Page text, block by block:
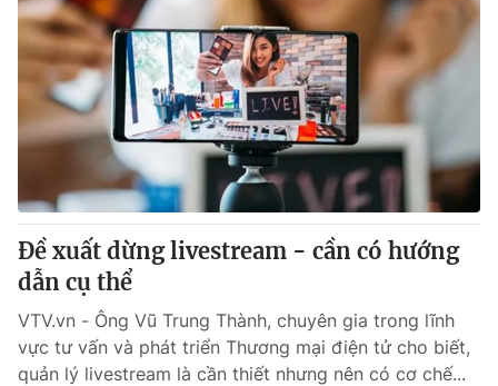
Đề xuất dừng livestream - cần có hướng
dẫn cụ thể
VTV.vn - Ông Vũ Trung Thành, chuyên gia trong lĩnh
vực tư vấn và phát triển Thương mại điện tử cho biết,
quản lý livestream là cần thiết nhưng nên có cơ chế...